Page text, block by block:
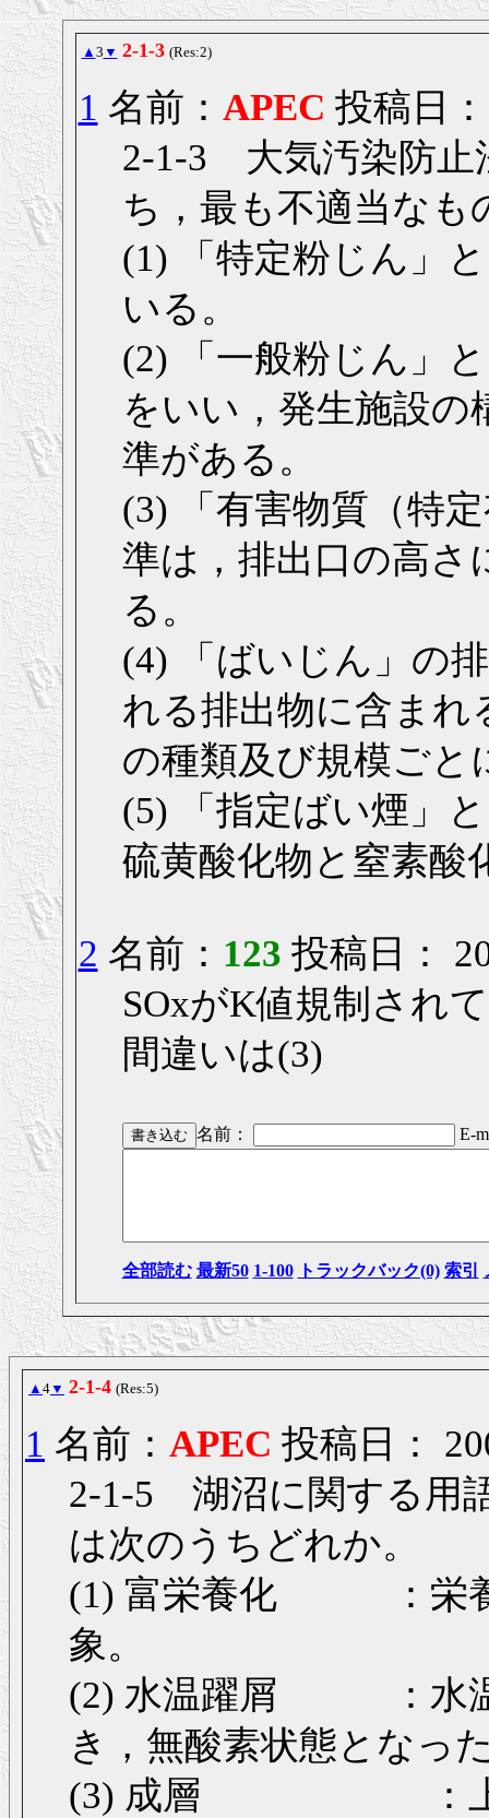
▲ 3 ▼ 2-1-3 (Res:2)
1 名前： APEC 投稿日
2-1-3 大気汚染防止
ち，最も不適当な
(1) 「特定粉じん」
いる。
(2) 「一般粉じん」
をいい，発生施設の
準がある。
(3) 「有害物質（特
準は，排出口の高さ
る。
(4) 「ばいじん」の
れる排出物に含ま
の種類及び規模ごと
(5) 「指定ばい煙」
硫黄酸化物と窒素酸
2 名前： 123 投稿日：
SOxがK値規制され
間違いは(3)
名前： E-
全部読む 最新50 1-100 トラックバック(0) 索引
▲ 4▼ 2-1-4 (Res:5)
1 名前： APEC 投稿日：
2-1-5 湖沼に関する用
は次のうちどれか。
(1) 富栄養化 ：栄養
象。
(2) 水温躍屑 ：水温
き，無酸素状態となっ
(3) 成層 ：上下に